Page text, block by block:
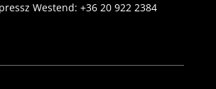
Westend:+36 20 922 2384